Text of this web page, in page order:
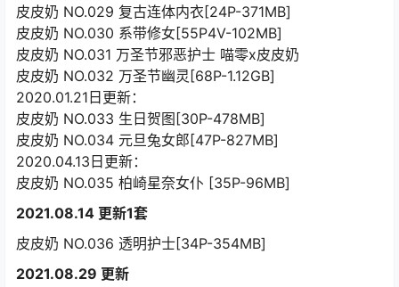
皮皮奶 NO.029 复古连体内衣[24P-371MB]
皮皮奶 NO.030 系带修女[55P4V-102MB]
皮皮奶 NO.031 万圣节邪恶护士 喵零x皮皮奶
皮皮奶 NO.032 万圣节幽灵[68P-1.12GB]
2020.01.21日更新：
皮皮奶 NO.033 生日贺图[30P-478MB]
皮皮奶 NO.034 元旦兔女郎[47P-827MB]
2020.04.13日更新：
皮皮奶 NO.035 柏崎星奈女仆 [35P-96MB]
2021.08.14 更新1套
皮皮奶 NO.036 透明护士[34P-354MB]
2021.08.29 更新